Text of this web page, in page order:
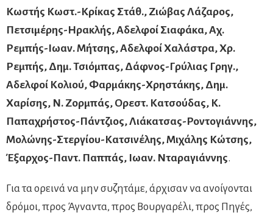
Κωστής Κωστ.-Κρίκας Στάθ., Ζιώβας Λάζαρος,
Πετσιμέρης-Ηρακλής, Αδελφοί Σιαφάκα, Αχ.
Ρεμπής-Ιωαν. Μήτσης, Αδελφοί Χαλάστρα, Χρ.
Ρεμπής, Δημ. Τσιόμπας, Δάφνος-Γρύλιας Γρηγ.,
Αδελφοί Κολιού, Φαρμάκης-Χρηστάκης, Δημ.
Χαρίσης, Ν. Ζορμπάς, Ορεστ. Κατσούδας, Κ.
Παπαχρήστος-Πάντζιος, Λιάκατσας-Ροντογιάννης,
Μολώνης-Στεργίου-Κατσινέλης, Μιχάλης Κώτσης,
Έξαρχος-Παντ. Παππάς, Ιωαν. Νταραγιάννης.
Για τα ορεινά να μην συζητάμε, άρχισαν να ανοίγονται
δρόμοι, προς Άγναντα, προς Βουργαρέλι, προς Πηγές,